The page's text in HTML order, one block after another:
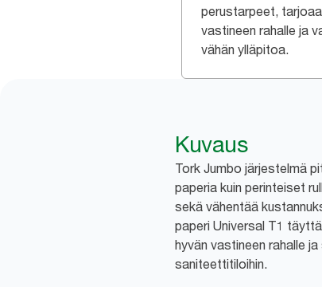
perustarpeet,
vastineen rahalle ja
vähän ylläpitoa.
Kuvaus
Tork Jumbo järjestelmä
paperia kuin perinteiset
sekä vähentää
paperi Universal T1
hyvän vastineen rahalle
saniteettitiloihin.